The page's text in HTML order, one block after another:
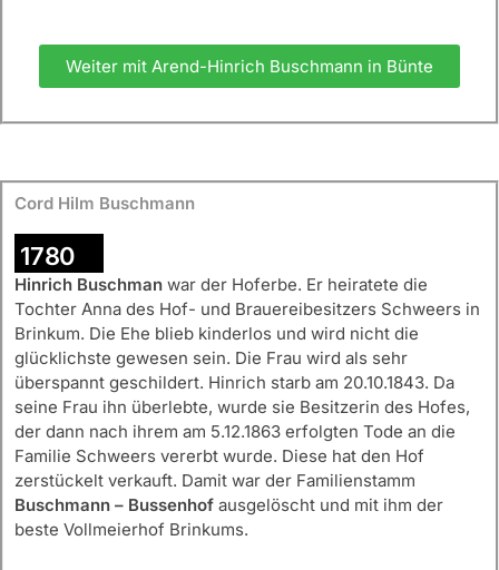
Weiter mit Arend-Hinrich Buschmann in Bünte
Cord Hilm Buschmann
1780
Hinrich Buschman war der Hoferbe. Er heiratete die
Tochter Anna des Hof- und Brauereibesitzers Schweers in
Brinkum. Die Ehe blieb kinderlos und wird nicht die
glücklichste gewesen sein. Die Frau wird als sehr
überspannt geschildert. Hinrich starb am 20.10.1843. Da
seine Frau ihn überlebte, wurde sie Besitzerin des Hofes,
der dann nach ihrem am 5.12.1863 erfolgten Tode an die
Familie Schweers vererbt wurde. Diese hat den Hof
zerstückelt verkauft. Damit war der Familienstamm
Buschmann – Bussenhof ausgelöscht und mit ihm der
beste Vollmeierhof Brinkums.